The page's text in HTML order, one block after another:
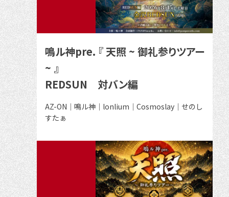
鳴ル神pre. 『 天照 ~ 御礼参りツアー
~ 』
REDSUN 対バン編
出
演
AZ-ON｜鳴ル神｜lonlium｜Cosmoslay｜せのし
すたぁ
詳
細
を
る